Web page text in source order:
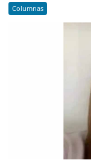
Columnas